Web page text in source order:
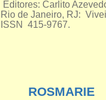
Editores: Carlito
Rio de Janeiro, RJ:
ISSN 415-9767.
ROSMARIE